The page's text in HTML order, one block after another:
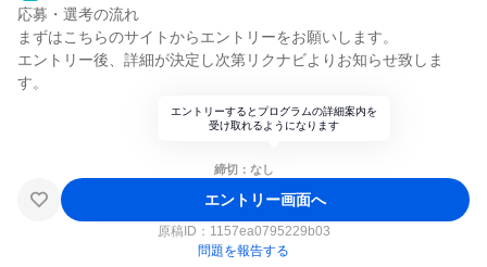
応募・選考の流れ
まずはこちらのサイトからエントリーをお願いします。
エントリー後、詳細が決定し次第リクナビよりお知らせ致しま
す。
エントリーするとプログラムの詳細案内を
受け取れるようになります
締切：なし
エントリー画面へ
原稿ID： 1157ea0795229b03
問題を報告する